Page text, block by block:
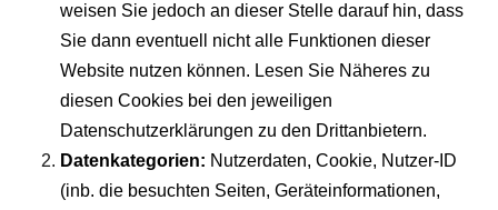
weisen Sie jedoch an dieser Stelle darauf hin, dass
Sie dann eventuell nicht alle Funktionen dieser
Website nutzen können. Lesen Sie Näheres zu
diesen Cookies bei den jeweiligen
Datenschutzerklärungen zu den Drittanbietern.
Datenkategorien: Nutzerdaten, Cookie, Nutzer-ID
(inb. die besuchten Seiten, Geräteinformationen,